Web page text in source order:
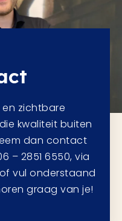
zichtbare
kwaliteit buiten
dan contact
– 2851 6550, via
vul onderstaand
graag van je!